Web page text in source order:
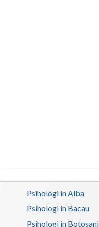
Psihologi in Alba
Psihologi in Bacau
Psihologi in Botosani